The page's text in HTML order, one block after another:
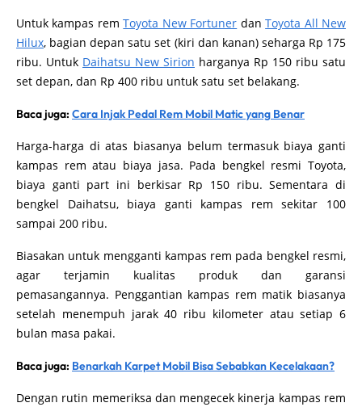
Untuk kampas remToyota New Fortuner danToyota All New
Hilux, bagian depan satu set (kiri dan kanan) seharga Rp 175
ribu. Untuk Daihatsu New Sirion harganya Rp 150 ribu satu
set depan, dan Rp 400 ribu untuk satu set belakang.
Baca juga: Cara Injak Pedal Rem Mobil Matic yang Benar
Harga-harga di atas biasanya belum termasuk biaya ganti
kampas rem atau biaya jasa. Pada bengkel resmi Toyota,
biaya ganti part ini berkisar Rp 150 ribu. Sementara di
bengkel Daihatsu, biaya ganti kampas rem sekitar 100
sampai 200 ribu.
Biasakan untuk mengganti kampas rem pada bengkel resmi,
agar terjamin kualitas produk dan garansi
pemasangannya. Penggantian kampas rem matik biasanya
setelah menempuh jarak 40 ribu kilometer atau setiap 6
bulan masa pakai.
Baca juga: Benarkah Karpet Mobil Bisa Sebabkan Kecelakaan?
Dengan rutin memeriksa dan mengecek kinerja kampas rem